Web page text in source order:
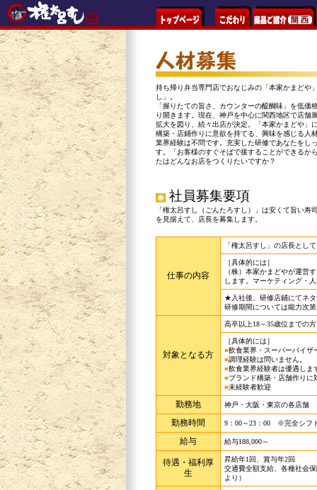
持ち帰り弁当専門店でおなじみの「本家かまどや
し」。
「握りたての旨さ、カウンターの醍醐味」を低価
り開きます。現在、神戸を中心に関西地区で店舗
拡大を図り、続々出店が決定。「本家かまどや」
構築・店鋪作りに意欲を持てる、興味を感じる人
業界経験は不問です。充実した研修であなたをし
す。「お客様のすぐそばで接することができるか
たはどんなお店をつくりたいですか？
社員募集要項
「権太呂すし（ごんたろすし）」は安くて旨い
を見据えて、店長を募集します。
仕事の内容
「権太呂すし」の店長とし
［具体的には］
（株）本家かまどやが運営
します。マーケティング・
★入社後、研修店鋪にてネ
研修期間については能力次
対象となる方
高卒以上18～35歳位までの方
［具体的には］
■飲食業界・スーパーバイザ
■調理経験は問いません。
■飲食業界経験者は優遇しま
■ブランド構築・店舗作りに
■未経験者歓迎
勤務地 神戸・大阪・東京の各店舗
勤務時間 9：00～23：00 ※完全シフ
給与 給与188,000～
待遇・福利厚
生
昇給年1回、賞与年2回
交通費全額支給、各種社会
より）